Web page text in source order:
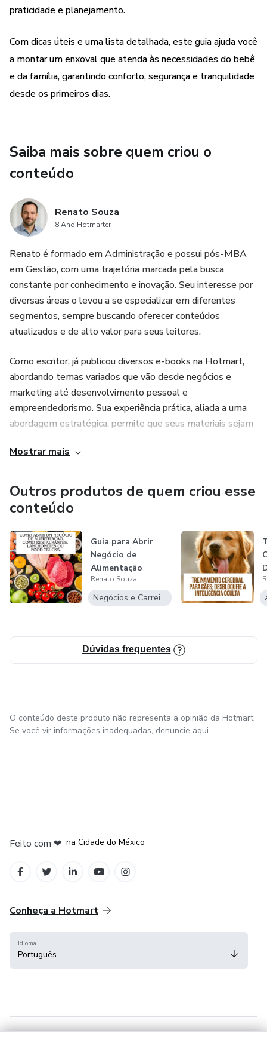
praticidade e planejamento.
Com dicas úteis e uma lista detalhada, este guia ajuda você
a montar um enxoval que atenda às necessidades do bebê
e da família, garantindo conforto, segurança e tranquilidade
desde os primeiros dias.
Saiba mais sobre quem criou o
conteúdo
Renato Souza
8 Ano Hotmarter
Renato é formado em Administração e possui pós-MBA
em Gestão, com uma trajetória marcada pela busca
constante por conhecimento e inovação. Seu interesse por
diversas áreas o levou a se especializar em diferentes
segmentos, sempre buscando oferecer conteúdos
atualizados e de alto valor para seus leitores.
Como escritor, já publicou diversos e-books na Hotmart,
abordando temas variados que vão desde negócios e
marketing até desenvolvimento pessoal e
empreendedorismo. Sua experiência prática, aliada a uma
abordagem estratégica, permite que seus materiais sejam
conhecimento de qualidade.
Além da escrita, Renato está sempre se atualizando,
explorando novas tendências e metodologias para
transformar informações complexas em conteúdos
acessíveis e de fácil compreensão. Seu objetivo é ajudar
outras pessoas a evoluírem e alcançarem melhores
resultados por meio do conhecimento.
Mostrar mais
Outros produtos de quem criou esse
conteúdo
Guia para Abrir
Negócio de
Alimentação
Renato Souza
Negócios e Carreira
Dúvidas frequentes
O conteúdo deste produto não representa a opinião da Hotmart.
Se você vir informações inadequadas, denuncie aqui
Feito com ❤ na Cidade do México
Conheça a Hotmart
Idioma
Português